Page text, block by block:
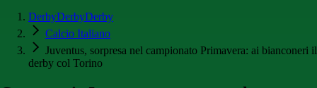
DerbyDerbyDerby
Calcio Italiano
Juventus, sorpresa nel campionato Primavera: ai bianconeri il
derby col Torino